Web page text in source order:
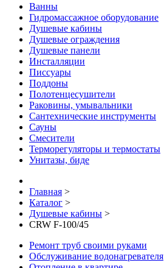
Ванны
Гидромассажное оборудование
Душевые кабины
Душевые ограждения
Душевые панели
Инсталляции
Писсуары
Поддоны
Полотенцесушители
Раковины, умывальники
Сантехнические инструменты
Сауны
Смесители
Терморегуляторы и термостаты
Унитазы, биде
Главная >
Каталог >
Душевые кабины >
CRW F-100/45
Ремонт труб своими руками
Обслуживание водонагревателя